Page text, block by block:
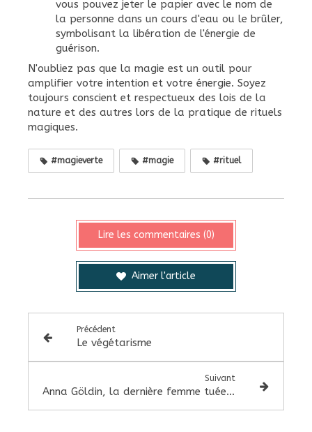
vous pouvez jeter le papier avec le nom de
la personne dans un cours d'eau ou le brûler,
symbolisant la libération de l'énergie de
guérison.
N'oubliez pas que la magie est un outil pour
amplifier votre intention et votre énergie. Soyez
toujours conscient et respectueux des lois de la
nature et des autres lors de la pratique de rituels
magiques.
#magieverte #magie #rituel
Lire les commentaires (0)
Aimer l'article
Précédent
Le végétarisme
Suivant
Anna Göldin, la dernière femme tuée pour sorcellerie